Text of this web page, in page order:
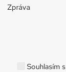
Zpráva
Souhlasím